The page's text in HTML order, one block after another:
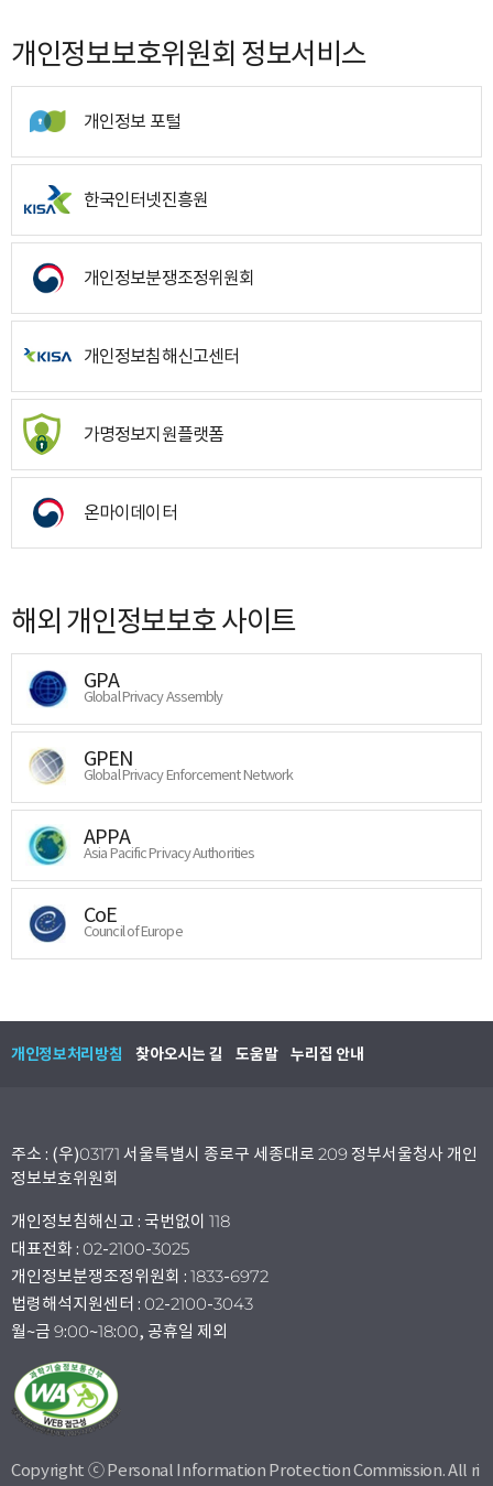
개인정보보호위원회 정보서비스
개인정보 포털
한국인터넷진흥원
개인정보분쟁조정위원회
개인정보침해신고센터
가명정보지원플랫폼
온마이데이터
해외 개인정보보호 사이트
GPA
Global Privacy Assembly
GPEN
Global Privacy Enforcement Network
APPA
Asia Pacific Privacy Authorities
CoE
Council of Europe
개인정보처리방침 찾아오시는 길 도움말 누리집 안내
주소 : (우)03171 서울특별시 종로구 세종대로 209 정부서울청사 개인
정보보호위원회
개인정보침해신고 : 국번없이 118
대표전화 : 02-2100-3025
개인정보분쟁조정위원회 : 1833-6972
법령해석지원센터 : 02-2100-3043
월~금 9:00~18:00, 공휴일 제외
Copyright ⓒ Personal Information Protection Commission. All ri